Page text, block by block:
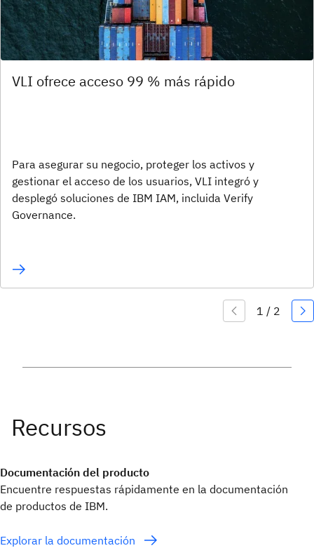
VLI ofrece acceso 99 % más rápido
Para asegurar su negocio, proteger los activos y
gestionar el acceso de los usuarios, VLI integró y
desplegó soluciones de IBM IAM, incluida Verify
Governance.
Documentación del producto
Encuentre respuestas rápidamente en la documentación
de productos de IBM.
Explorar la documentación